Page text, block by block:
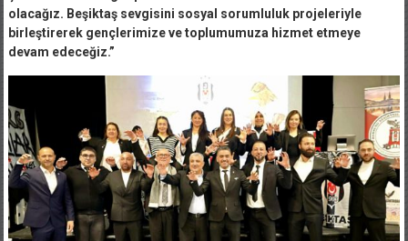
olacağız. Beşiktaş sevgisini sosyal sorumluluk projeleriyle
birleştirerek gençlerimize ve toplumumuza hizmet etmeye
devam edeceğiz.”